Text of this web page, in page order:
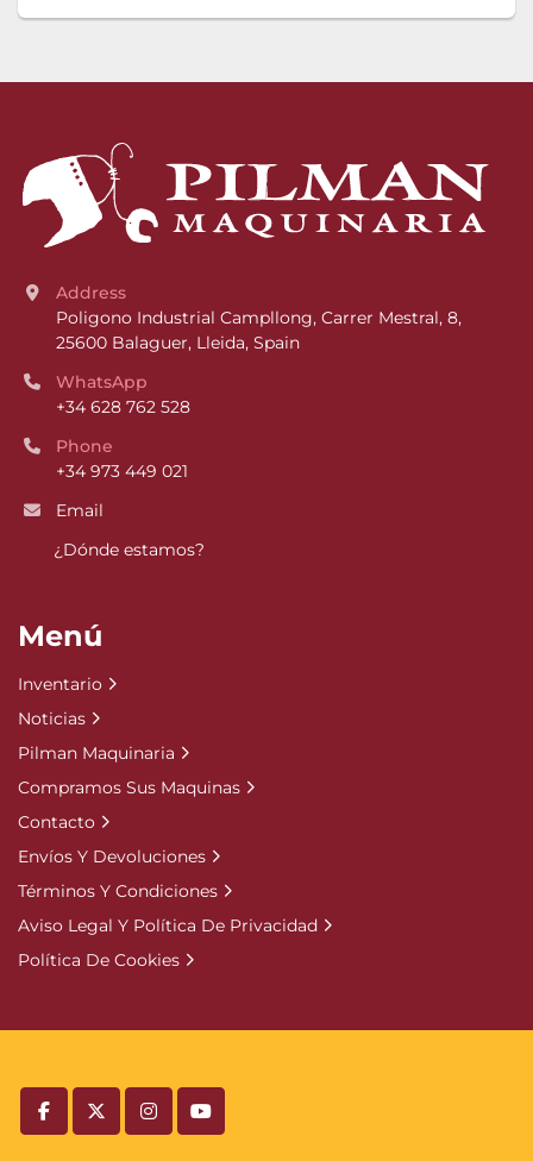
facebooktwitterinstagramyoutube
Address
Poligono Industrial Campllong, Carrer Mestral, 8,
25600 Balaguer, Lleida, Spain
WhatsApp
+34 628 762 528
Phone
+34 973 449 021
Email
¿Dónde estamos?
Menú
Inventario
Noticias
Pilman Maquinaria
Compramos Sus Maquinas
Contacto
Envíos Y Devoluciones
Términos Y Condiciones
Aviso Legal Y Política De Privacidad
Política De Cookies